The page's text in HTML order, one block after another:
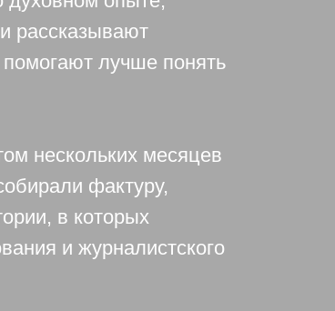
рассказывают
помогают лучше понять
нескольких месяцев
фактуру,
в которых
и журналистского